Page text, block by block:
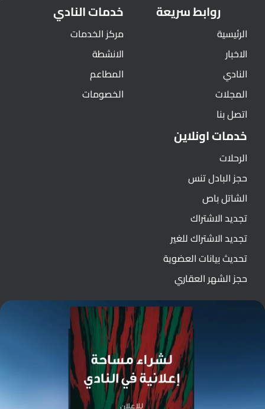
روابط سريعة
الرئيسية
الاخبار
النادي
المجلات
اتصل بنا
خدمات النادي
مركز الخدمات
الانشطة
المطاعم
الخصومات
خدمات اونلاين
الرحلات
حجز البادل تنس
الشاتل باص
تجديد الاشتراك
تجديد الاشتراك للغير
تحديث بيانات العضوية
حجز الشهر العقاري